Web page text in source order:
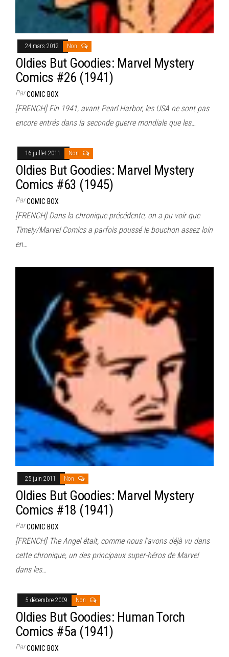
24 mars 2012 Non
Oldies But Goodies: Marvel Mystery
Comics #26 (1941)
ParCOMIC BOX
[FRENCH] Fin 1941, avant Pearl Harbor, les USA ne sont pas
encore entrés dans la seconde guerre mondiale que les…
16 juillet 2011 Non
Oldies But Goodies: Marvel Mystery
Comics #63 (1945)
ParCOMIC BOX
[FRENCH] Dans la chronique précédente, on a pu voir que
Timely/Marvel Comics a parfois poussé le bouchon assez loin
en…
25 juin 2011 Non
Oldies But Goodies: Marvel Mystery
Comics #18 (1941)
ParCOMIC BOX
[FRENCH] The Angel était, comme nous l’avons déjà vu dans
cette chronique, un des principaux super-héros de Marvel
dans les…
5 décembre 2009 Non
Oldies But Goodies: Human Torch
Comics #5a (1941)
ParCOMIC BOX